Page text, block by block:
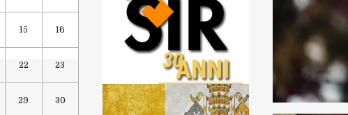
15 16
22 23
29 30